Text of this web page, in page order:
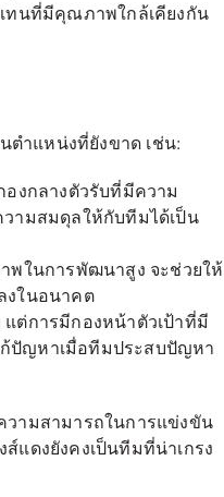
ทนที่มีคุณภาพใกล้เคียงกัน
ตำแหน่งที่ยังขาด เช่น:
งกลางตัวรับที่มีความ
ามสมดุลให้กับทีมได้เป็น
พในการพัฒนาสูง จะช่วยให้
งในอนาคต
ต่การมีกองหน้าตัวเป้าที่มี
ปัญหาเมื่อทีมประสบปัญหา
วามสามารถในการแข่งขัน
แดงยังคงเป็นทีมที่น่าเกรง